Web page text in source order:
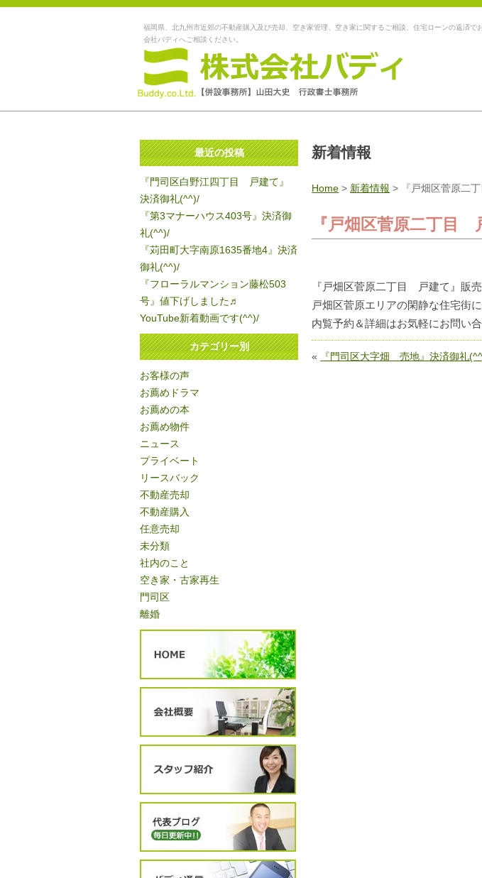
福岡県、北九州市近郊の不動産購入及び売却、空き家管理、空き家に関するご相談、住宅ローンの返済で
会社バディへご相談ください。
新着情報
Home > 新着情報 > 『戸畑区菅原二
『戸畑区菅原二丁目
『戸畑区菅原二丁目 戸建て』販
戸畑区菅原エリアの閑静な住宅街
内覧予約＆詳細はお気軽にお問い
« 『門司区大字畑 売地』決済御礼
最近の投稿
『門司区白野江四丁目 戸建て』
決済御礼(^^)/
『第3マナーハウス403号』決済御
礼(^^)/
『苅田町大字南原1635番地4』決済
御礼(^^)/
『フローラルマンション藤松503
号』値下げしました♬
YouTube新着動画です(^^)/
カテゴリー別
お客様の声
お薦めドラマ
お薦めの本
お薦め物件
ニュース
プライベート
リースバック
不動産売却
不動産購入
任意売却
未分類
社内のこと
空き家・古家再生
門司区
離婚